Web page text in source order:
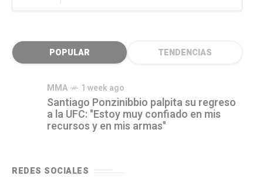
POPULAR TENDENCIAS
MMA 1 week ago
Santiago Ponzinibbio palpita su regreso
a la UFC: "Estoy muy confiado en mis
recursos y en mis armas"
REDES SOCIALES